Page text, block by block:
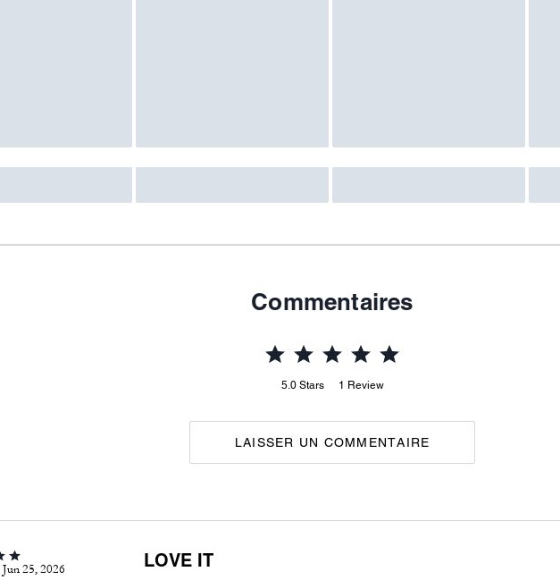
Commentaires
5.0 Stars 1 Review
LAISSER UN COMMENTAIRE
25, 2026 LOVE IT